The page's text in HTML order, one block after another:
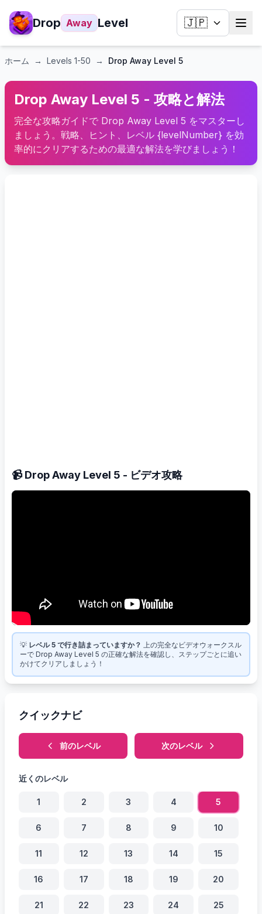
Drop Away Level 🇯🇵
ホーム → Levels 1-50 → Drop Away Level 5
Drop Away Level 5 - 攻略と解法
完全な攻略ガイドで Drop Away Level 5 をマスターし
ましょう。戦略、ヒント、レベル {levelNumber} を効
率的にクリアするための最適な解法を学びましょう！
📹 Drop Away Level 5 - ビデオ攻略
💡 レベル 5 で行き詰まっていますか？
上の完全なビデオウォークスル
ーで Drop Away Level 5 の正確な解法を確認し、ステップごとに追い
かけてクリアしましょう！
クイックナビ
前のレベル 次のレベル
近くのレベル
1 2 3 4 5
6 7 8 9 10
11 12 13 14 15
16 17 18 19 20
21 22 23 24 25